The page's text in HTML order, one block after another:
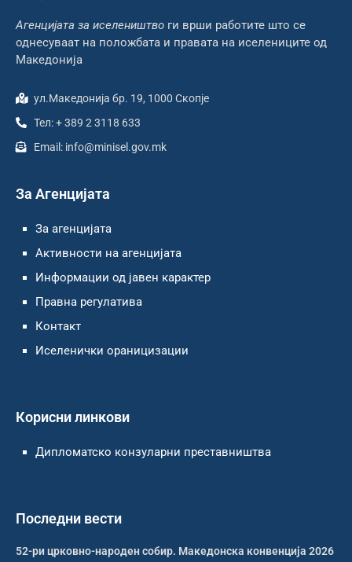
Агенцијата за иселеништво ги врши работите што се
однесуваат на положбата и правата на иселениците од
Македонија
ул.Македонија бр. 19, 1000 Скопје
Тел: + 389 2 3118 633
Email: info@minisel.gov.mk
За Агенцијата
За агенцијата
Активности на агенцијата
Информации од јавен карактер
Правна регулатива
Контакт
Иселенички ораницизации
Корисни линкови
Дипломатско конзуларни преставништва
Последни вести
52-ри црковно-народен собир. Македонска конвенција 2026